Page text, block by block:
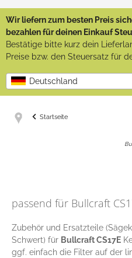
Wir liefern zum besten Preis
bezahlen für deinen Einkauf
Bestätige bitte kurz dein
Preise bzw. den Steuersatz für
Deutschland
Startseite
passend für Bullcraft
Zubehör und Ersatzteile
Schwert) für Bullcraft CS17E
ggf. einfach die Filter auf der